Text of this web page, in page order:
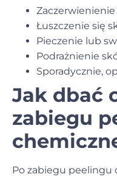
Łuszczenie się
Pieczenie lub
Podrażnienie
Sporadycznie,
Jak dbać
zabiegu
Po zabiegu peelingu